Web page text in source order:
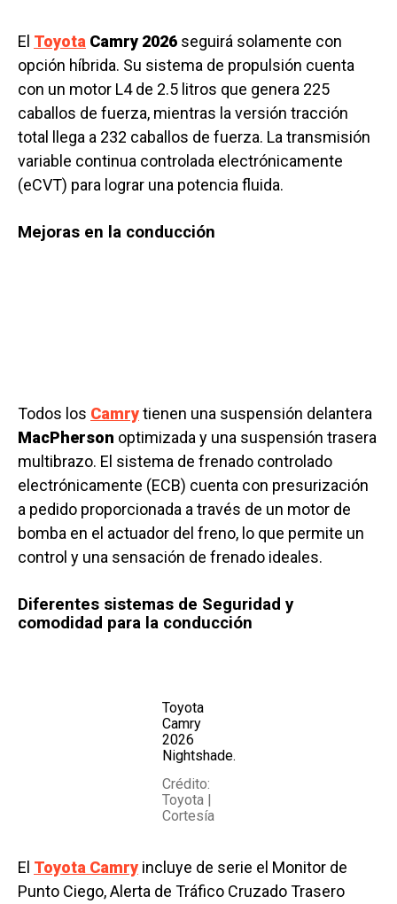
El Toyota Camry 2026 seguirá solamente con
opción híbrida. Su sistema de propulsión cuenta
con un motor L4 de 2.5 litros que genera 225
caballos de fuerza, mientras la versión tracción
total llega a 232 caballos de fuerza. La transmisión
variable continua controlada electrónicamente
(eCVT) para lograr una potencia fluida.
Mejoras en la conducción
Todos los Camrytienen una suspensión delantera
MacPherson optimizada y una suspensión trasera
multibrazo. El sistema de frenado controlado
electrónicamente (ECB) cuenta con presurización
a pedido proporcionada a través de un motor de
bomba en el actuador del freno, lo que permite un
control y una sensación de frenado ideales.
Diferentes sistemas de Seguridad y
comodidad para la conducción
Toyota
Camry
2026
Nightshade.
Crédito:
Toyota |
Cortesía
El Toyota Camry incluye de serie el Monitor de
Punto Ciego, Alerta de Tráfico Cruzado Trasero